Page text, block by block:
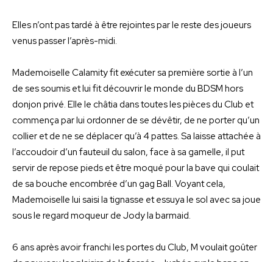
Elles n’ont pas tardé à être rejointes par le reste des joueurs
venus passer l’après-midi.
Mademoiselle Calamity fit exécuter sa première sortie à l’un
de ses soumis et lui fit découvrir le monde du BDSM hors
donjon privé. Elle le châtia dans toutes les pièces du Club et
commença par lui ordonner de se dévêtir, de ne porter qu’un
collier et de ne se déplacer qu’à 4 pattes. Sa laisse attachée à
l’accoudoir d’un fauteuil du salon, face à sa gamelle, il put
servir de repose pieds et être moqué pour la bave qui coulait
de sa bouche encombrée d’un gag Ball. Voyant cela,
Mademoiselle lui saisi la tignasse et essuya le sol avec sa joue
sous le regard moqueur de Jody la barmaid.
6 ans après avoir franchi les portes du Club, M voulait goûter